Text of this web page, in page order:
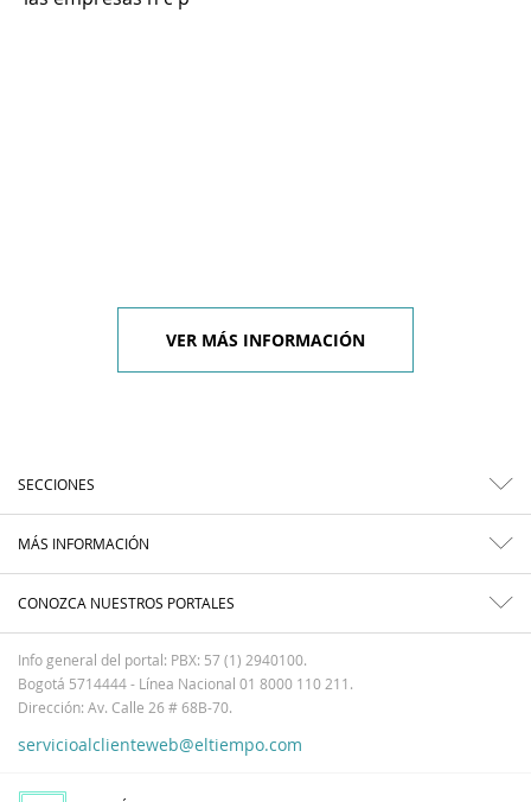
VER MÁS INFORMACIÓN
SECCIONES
MÁS INFORMACIÓN
CONOZCA NUESTROS PORTALES
Info general del portal: PBX: 57 (1) 2940100.
Bogotá 5714444 - Línea Nacional 01 8000 110 211.
Dirección: Av. Calle 26 # 68B-70.
servicioalclienteweb@eltiempo.com